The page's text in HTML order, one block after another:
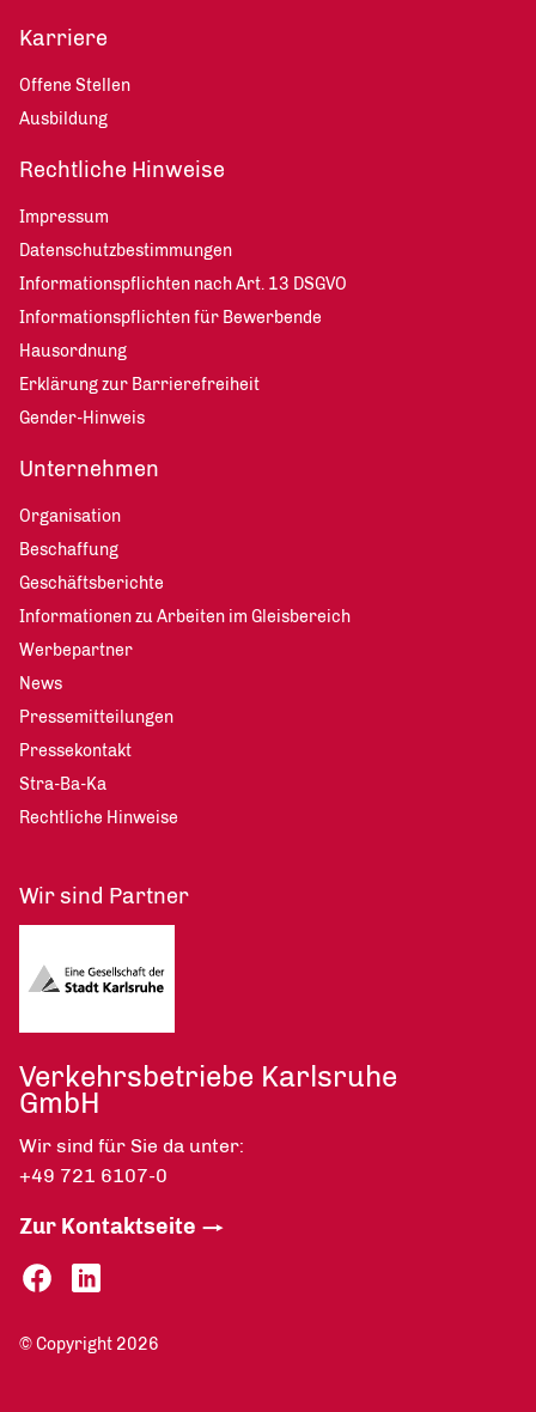
Karriere
Offene Stellen
Ausbildung
Rechtliche Hinweise
Impressum
Datenschutzbestimmungen
Informationspflichten nach Art. 13 DSGVO
Informationspflichten für Bewerbende
Hausordnung
Erklärung zur Barrierefreiheit
Gender-Hinweis
Unternehmen
Organisation
Beschaffung
Geschäftsberichte
Informationen zu Arbeiten im Gleisbereich
Werbepartner
News
Pressemitteilungen
Pressekontakt
Stra-Ba-Ka
Rechtliche Hinweise
Wir sind Partner
Verkehrsbetriebe Karlsruhe
GmbH
Wir sind für Sie da unter:
+49 721 6107-0
Zur Kontaktseite
© Copyright 2026